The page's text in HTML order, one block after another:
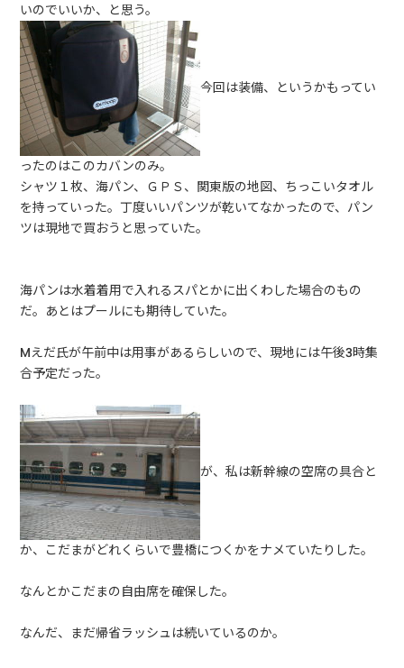
いのでいいか、と思う。
今回は装備、というかもってい
ったのはこのカバンのみ。
シャツ１枚、海パン、ＧＰＳ、関東版の地図、ちっこいタオル
を持っていった。丁度いいパンツが乾いてなかったので、パン
ツは現地で買おうと思っていた。
海パンは水着着用で入れるスパとかに出くわした場合のもの
だ。あとはプールにも期待していた。
Mえだ氏が午前中は用事があるらしいので、現地には午後3時集
合予定だった。
が、私は新幹線の空席の具合と
か、こだまがどれくらいで豊橋につくかをナメていたりした。
なんとかこだまの自由席を確保した。
なんだ、まだ帰省ラッシュは続いているのか。